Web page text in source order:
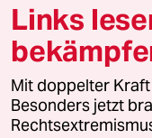
© 2026 taz Verlags
Alle Rechte vorbehalten.
wenden Sie sich bitte an
Links
Mit doppelter
Besonders jetzt